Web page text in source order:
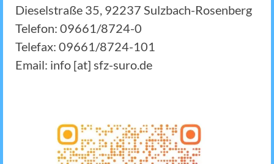
Dieselstraße 35, 92237 Sulzbach-Rosenberg
Telefon: 09661/8724-0
Telefax: 09661/8724-101
Email: info [at] sfz-suro.de